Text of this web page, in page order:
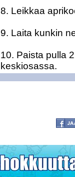
8. Leikkaa
9. Laita kunkin
10. Paista pulla
keskiosassa.